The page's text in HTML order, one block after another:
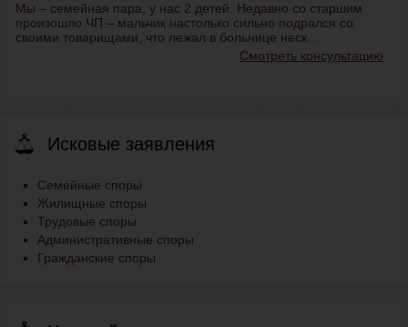
Мы – семейная пара, у нас 2 детей. Недавно со старшим
произошло ЧП – мальчик настолько сильно подрался со
своими товарищами, что лежал в больнице неск...
Смотреть консультацию
Исковые заявления
Семейные споры
Жилищные споры
Трудовые споры
Административные споры
Гражданские споры